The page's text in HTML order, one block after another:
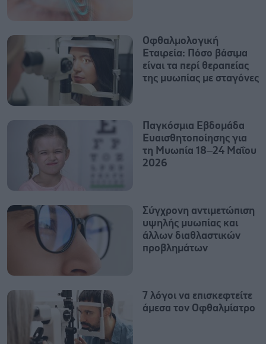
Οφθαλμολογική
Εταιρεία: Πόσο βάσιμα
είναι τα περί θεραπείας
της μυωπίας με σταγόνες
Παγκόσμια Εβδομάδα
Ευαισθητοποίησης για
τη Μυωπία 18–24 Μαΐου
2026
Σύγχρονη αντιμετώπιση
υψηλής μυωπίας και
άλλων διαθλαστικών
προβλημάτων
7 λόγοι να επισκεφτείτε
άμεσα τον Οφθαλμίατρο